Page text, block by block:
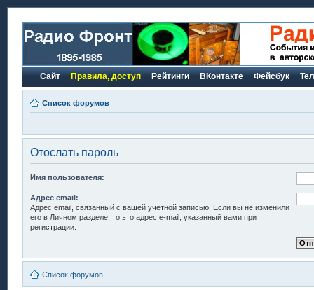
Сайт Правила, доступ Рейтинги ВКонтакте Фейсбук
Список форумов
Отослать пароль
Имя пользователя:
Адрес email:
Адрес email, связанный с вашей учётной записью. Если вы не изменили
его в Личном разделе, то это адрес e-mail, указанный вами при
регистрации.
Список форумов